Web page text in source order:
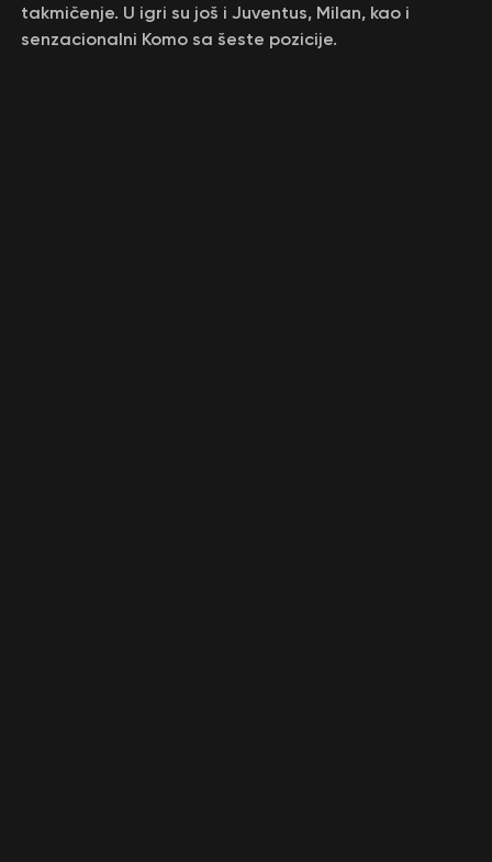
takmičenje. U igri su još i Juventus, Milan, kao i
senzacionalni Komo sa šeste pozicije.